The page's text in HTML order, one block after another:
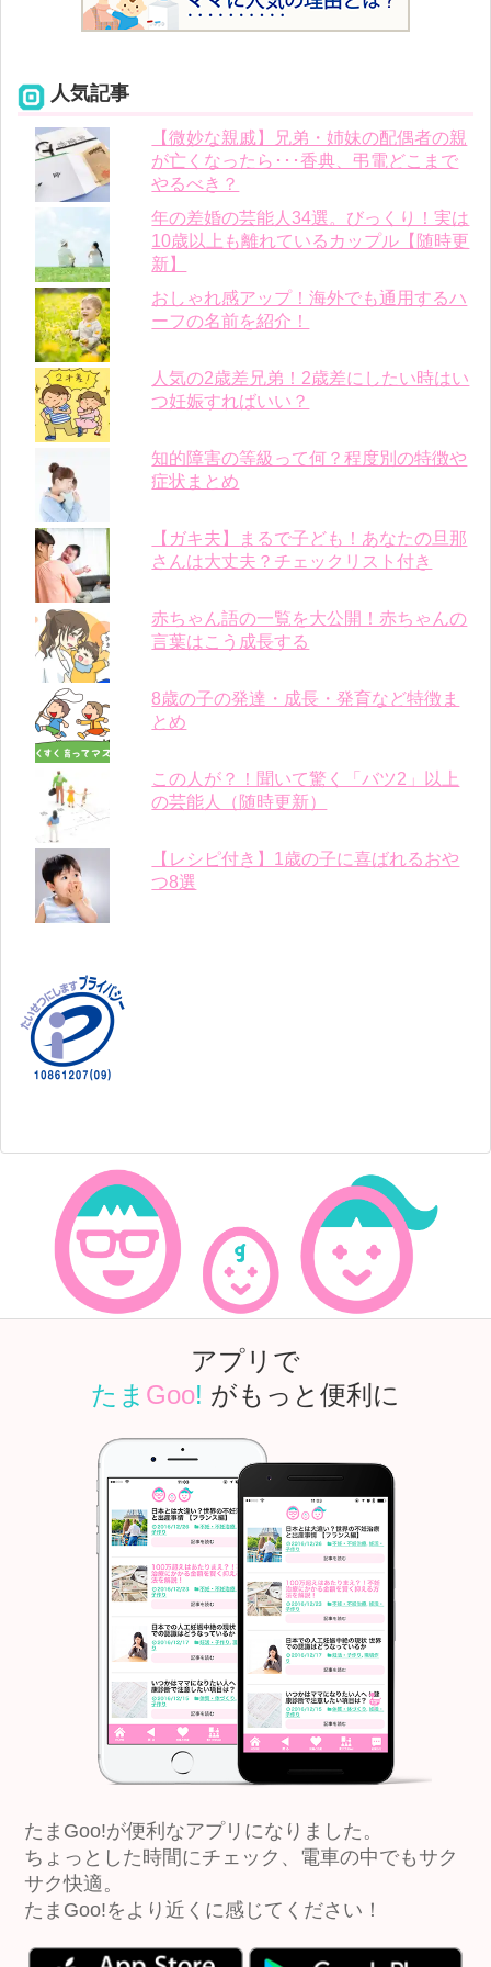
人気記事
【微妙な親戚】兄弟・姉妹の配偶者の親
が亡くなったら･･･香典、弔電どこまで
やるべき？
年の差婚の芸能人34選。びっくり！実は
10歳以上も離れているカップル【随時更
新】
おしゃれ感アップ！海外でも通用するハ
ーフの名前を紹介！
人気の2歳差兄弟！2歳差にしたい時はい
つ妊娠すればいい？
知的障害の等級って何？程度別の特徴や
症状まとめ
【ガキ夫】まるで子ども！あなたの旦那
さんは大丈夫？チェックリスト付き
赤ちゃん語の一覧を大公開！赤ちゃんの
言葉はこう成長する
8歳の子の発達・成長・発育など特徴ま
とめ
この人が？！聞いて驚く「バツ2」以上
の芸能人（随時更新）
【レシピ付き】1歳の子に喜ばれるおや
つ8選
アプリで
たま Goo! がもっと便利に
たまGoo!が便利なアプリになりました。
ちょっとした時間にチェック、電車の中でもサク
サク快適。
たまGoo!をより近くに感じてください！